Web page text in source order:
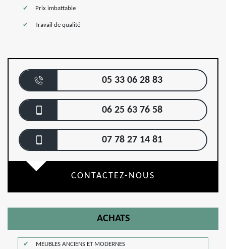
Prix imbattable
Travail de qualité
05 33 06 28 83
06 25 63 76 58
07 78 27 14 81
CONTACTEZ-NOUS
ACHATS
MEUBLES ANCIENS ET MODERNES